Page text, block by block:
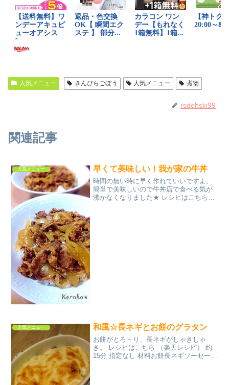
人気メニュー きんぴらごぼう 人気メニュー 煮物
rsdehski99
関連記事
人気メニュー 早くて美味しい！我が家の牛丼
時間の無い時に早く作れていいですよ。
簡単で美味しいので牛丼店で食べる気が
沸かなくなりました★ レシピはこちら
人気メニュー 和風☆長ネギとお餅のグラタン
お餅がとろ～り、長ネギがしゃきしゃ
き。 レシピはこちら （楽天レシピ） 約
15分 指定なし 材料お餅長ネギソーセージ